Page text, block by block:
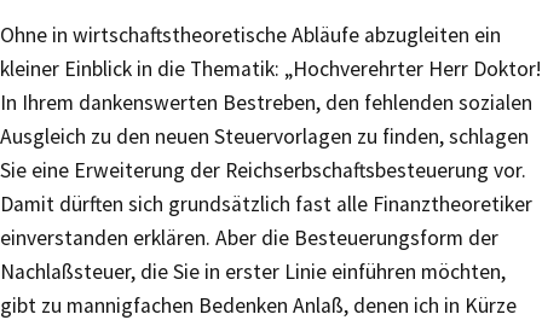
Ohne in wirtschaftstheoretische Abläufe abzugleiten ein
kleiner Einblick in die Thematik: „Hochverehrter Herr Doktor!
In Ihrem dankenswerten Bestreben, den fehlenden sozialen
Ausgleich zu den neuen Steuervorlagen zu finden, schlagen
Sie eine Erweiterung der Reichserbschaftsbesteuerung vor.
Damit dürften sich grundsätzlich fast alle Finanztheoretiker
einverstanden erklären. Aber die Besteuerungsform der
Nachlaßsteuer, die Sie in erster Linie einführen möchten,
gibt zu mannigfachen Bedenken Anlaß, denen ich in Kürze